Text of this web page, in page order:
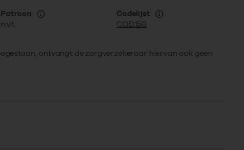
Patroon
n.v.t.
Codelijst
COD150
ontvangt de zorgverzekeraar hiervan ook geen